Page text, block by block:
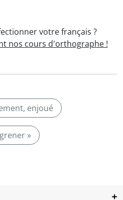
votre français ?
nos cours d'orthographe !
enjoué
»